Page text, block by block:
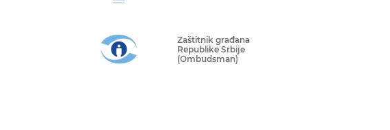
Zaštitnik građana
Republike Srbije
(Ombudsman)